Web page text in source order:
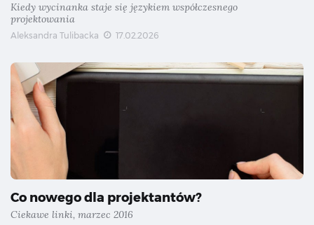
Kiedy wycinanka staje się językiem współczesnego
projektowania
Aleksandra Tulibacka 17.02.2026
Co nowego dla projektantów?
Ciekawe linki, marzec 2016